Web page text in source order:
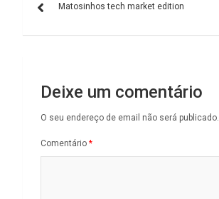
de
Matosinhos tech market edition
Deixe um comentário
O seu endereço de email não será publicado.
Comentário *